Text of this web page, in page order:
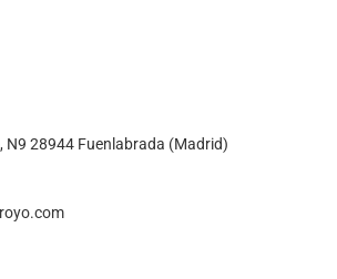
N9 28944 Fuenlabrada (Madrid)